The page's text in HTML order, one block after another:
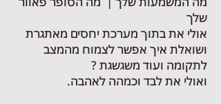
שלך
אולי את בתוך מערכת יחסים מאתגרת
ושואלת איך אפשר לצמוח מהמצב
לתקומה ועוד משגשגת ?
ואולי את לבד וכמהה לאהבה.